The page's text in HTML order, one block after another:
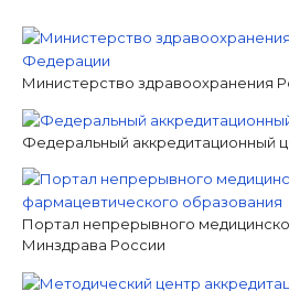
Министерство здравоохранения
Федеральный аккредитационный
Портал непрерывного
Минздрава России